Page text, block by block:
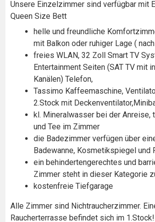
Unsere Einzelzimmer sind verfügbar mit
Queen Size Bett
helle und freundliche
mit Balkon oder ruhiger Lage (
freies WLAN, 32 Zoll Smart TV
Entertainment Seiten (SAT TV mit
Kanälen) Telefon,
Tassimo Kaffeemaschine,
2.Stock mit
kl. Mineralwasser bei der Anreise,
und Tee im Zimmer
die Badezimmer verfügen über
Badewanne, Kosmetikspiegel und
ein behindertengerechtes und
Zimmer steht in dieser Kategorie
kostenfreie Tiefgarage
Alle Zimmer sind Nichtraucherzimmer.
Raucherterrasse befindet sich im 1.Stock!